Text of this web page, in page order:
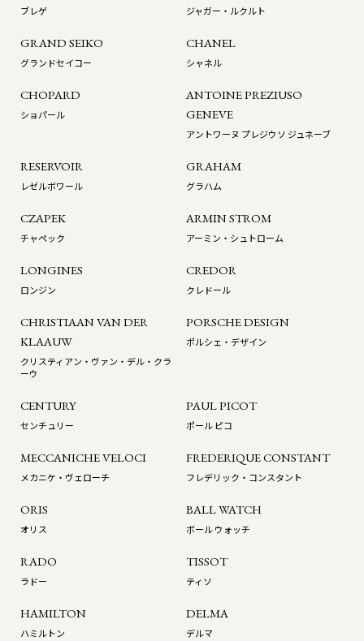
ブレゲ ジャガー・ルクルト
GRAND SEIKO
グランドセイコー
CHANEL
シャネル
CHOPARD
ショパール
ANTOINE PREZIUSO
GENEVE
アントワーヌ プレジウソ ジュネーブ
RESERVOIR
レゼルボワール
GRAHAM
グラハム
CZAPEK
チャペック
ARMIN STROM
アーミン・シュトローム
LONGINES
ロンジン
CREDOR
クレドール
CHRISTIAAN VAN DER
KLAAUW
クリスティアン・ヴァン・デル・クラ
ーウ
PORSCHE DESIGN
ポルシェ・デザイン
CENTURY
センチュリー
PAUL PICOT
ポール ピコ
MECCANICHE VELOCI
メカニケ・ヴェローチ
FREDERIQUE CONSTANT
フレデリック・コンスタント
ORIS
オリス
BALL WATCH
ボール ウォッチ
RADO
ラドー
TISSOT
ティソ
HAMILTON
ハミルトン
DELMA
デルマ